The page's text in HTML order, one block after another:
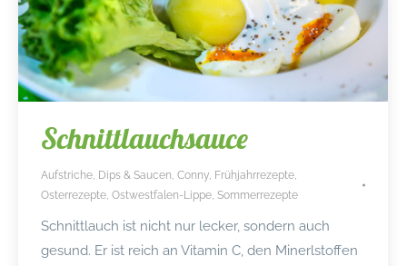
Schnittlauchsauce
Aufstriche, Dips & Saucen, Conny, Frühjahrrezepte,
Osterrezepte, Ostwestfalen-Lippe, Sommerrezepte
Schnittlauch ist nicht nur lecker, sondern auch
gesund. Er ist reich an Vitamin C, den Minerlstoffen